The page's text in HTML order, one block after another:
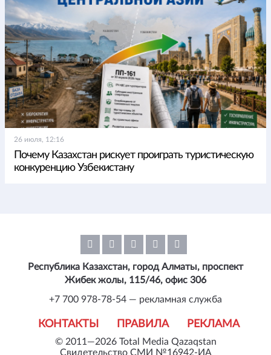
26 июля, 12:16
Почему Казахстан рискует проиграть туристическую
конкуренцию Узбекистану
© 2011—2026 Total Media Qazaqstan
Свидетельство СМИ №16942-ИА
КОНТАКТЫ ПРАВИЛА РЕКЛАМА
Республика Казахстан, город Алматы, проспект
Жибек жолы, 115/46, офис 306
+7 700 978-78-54 — рекламная служба